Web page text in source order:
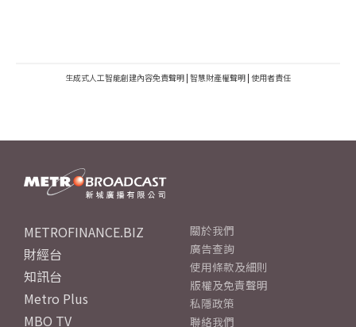
生成式人工智能創建內容免責聲明 | 智慧財產權聲明 | 使用者責任
METROFINANCE.BIZ
財經台
知訊台
Metro Plus
MBO TV
關於我們
廣告查詢
使用條款及細則
版權及免責聲明
私隱政策
聯絡我們